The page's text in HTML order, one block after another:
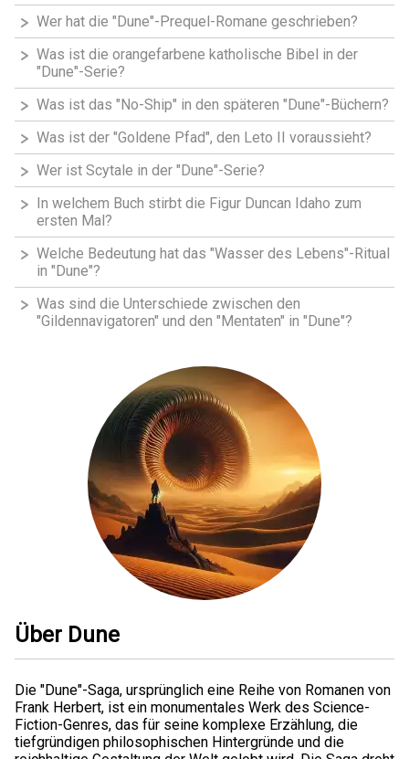
Wer hat die "Dune"-Prequel-Romane geschrieben?
Was ist die orangefarbene katholische Bibel in der
"Dune"-Serie?
Was ist das "No-Ship" in den späteren "Dune"-Büchern?
Was ist der "Goldene Pfad", den Leto II voraussieht?
Wer ist Scytale in der "Dune"-Serie?
In welchem Buch stirbt die Figur Duncan Idaho zum
ersten Mal?
Welche Bedeutung hat das "Wasser des Lebens"-Ritual
in "Dune"?
Was sind die Unterschiede zwischen den
"Gildennavigatoren" und den "Mentaten" in "Dune"?
Über Dune
Die "Dune"-Saga, ursprünglich eine Reihe von Romanen von
Frank Herbert, ist ein monumentales Werk des Science-
Fiction-Genres, das für seine komplexe Erzählung, die
tiefgründigen philosophischen Hintergründe und die